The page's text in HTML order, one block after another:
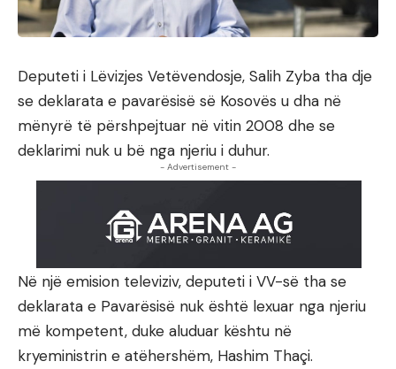
Deputeti i Lëvizjes Vetëvendosje, Salih Zyba tha dje
se deklarata e pavarësisë së Kosovës u dha në
mënyrë të përshpejtuar në vitin 2008 dhe se
deklarimi nuk u bë nga njeriu i duhur.
- Advertisement -
Në një emision televiziv, deputeti i VV-së tha se
deklarata e Pavarësisë nuk është lexuar nga njeriu
më kompetent, duke aluduar kështu në
kryeministrin e atëhershëm, Hashim Thaçi.